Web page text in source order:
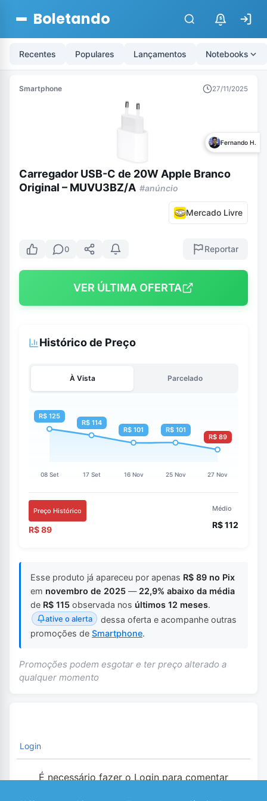
Boletando $
Recentes Populares Lançamentos Notebooks
Smartphone 27/11/2025
Fernando H.
Carregador USB-C de 20W Apple Branco
Original – MUVU3BZ/A #anúncio
Mercado Livre
0 Reportar
VER ÚLTIMA OFERTA
Histórico de Preço
À Vista Parcelado
Preço Histórico
R$ 89
Médio
R$ 112
Esse produto já apareceu por apenas R$ 89 no Pix
em novembro de 2025 — 22,9% abaixo da média
de R$ 115 observada nos últimos 12 meses.
ative o alerta
dessa oferta e acompanhe outras
promoções de Smartphone.
Promoções podem esgotar e ter preço alterado a
qualquer momento
Login
É necessário fazer o Login para comentar